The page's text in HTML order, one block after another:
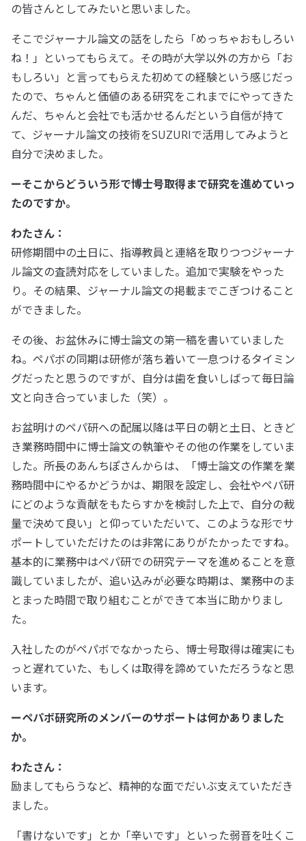
の皆さんとしてみたいと思いました。
そこでジャーナル論文の話をしたら「めっちゃおもしろい
ね！」といってもらえて。その時が大学以外の方から「お
もしろい」と言ってもらえた初めての経験という感じだっ
たので、ちゃんと価値のある研究をこれまでにやってきた
んだ、ちゃんと会社でも活かせるんだという自信が持て
て、ジャーナル論文の技術をSUZURIで活用してみようと
自分で決めました。
ーそこからどういう形で博士号取得まで研究を進めていっ
たのですか。
わたさん：
研修期間中の土日に、指導教員と連絡を取りつつジャーナ
ル論文の査読対応をしていました。追加で実験をやった
り。その結果、ジャーナル論文の掲載までこぎつけること
ができました。
その後、お盆休みに博士論文の第一稿を書いていました
ね。ペパボの同期は研修が落ち着いて一息つけるタイミン
グだったと思うのですが、自分は歯を食いしばって毎日論
文と向き合っていました（笑）。
お盆明けのペパ研への配属以降は平日の朝と土日、ときど
き業務時間中に博士論文の執筆やその他の作業をしていま
した。所長のあんちぽさんからは、「博士論文の作業を業
務時間中にやるかどうかは、期限を設定し、会社やペパ研
にどのような貢献をもたらすかを検討した上で、自分の裁
量で決めて良い」と仰っていただいて、このような形でサ
ポートしていただけたのは非常にありがたかったですね。
基本的に業務中はペパ研での研究テーマを進めることを意
識していましたが、追い込みが必要な時期は、業務中のま
とまった時間で取り組むことができて本当に助かりまし
た。
入社したのがペパボでなかったら、博士号取得は確実にも
っと遅れていた、もしくは取得を諦めていただろうなと思
います。
ーペパボ研究所のメンバーのサポートは何かありました
か。
わたさん：
励ましてもらうなど、精神的な面でだいぶ支えていただき
ました。
「書けないです」とか「辛いです」といった弱音を吐くこ